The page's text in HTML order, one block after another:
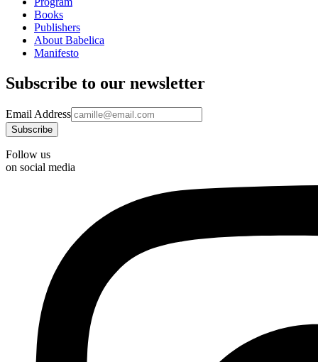
Books
Publishers
About Babelica
Manifesto
Subscribe to our newsletter
Email Address
Follow us
on social media